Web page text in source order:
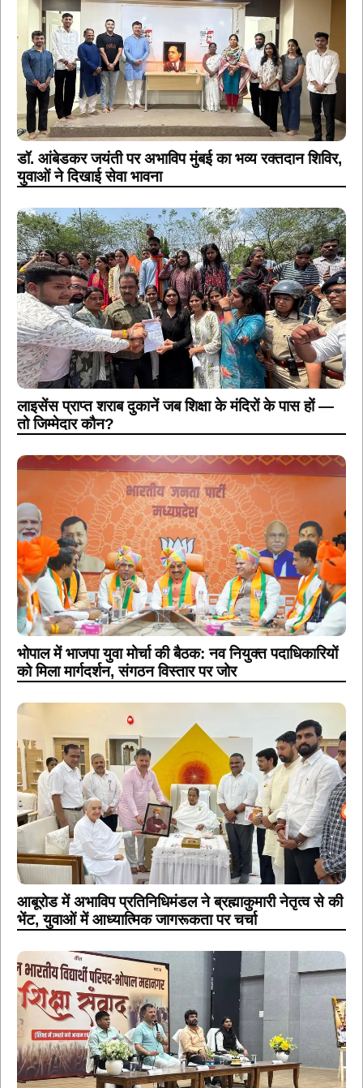
डॉ. आंबेडकर जयंती पर अभाविप मुंबई का भव्य रक्तदान शिविर,
युवाओं ने दिखाई सेवा भावना
लाइसेंस प्राप्त शराब दुकानें जब शिक्षा के मंदिरों के पास हों —
तो जिम्मेदार कौन?
भोपाल में भाजपा युवा मोर्चा की बैठक: नव नियुक्त पदाधिकारियों
को मिला मार्गदर्शन, संगठन विस्तार पर जोर
आबूरोड में अभाविप प्रतिनिधिमंडल ने ब्रह्माकुमारी नेतृत्व से की
भेंट, युवाओं में आध्यात्मिक जागरूकता पर चर्चा